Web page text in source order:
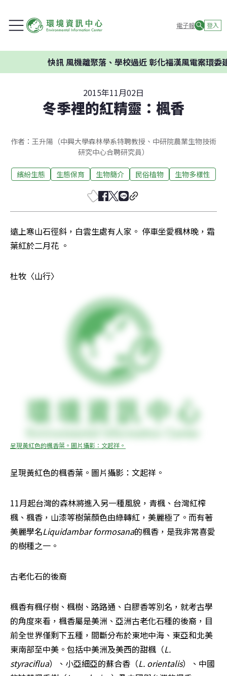
電子報 登入
風機離聚落、學校過近 彰化福漢風電案環委建議不
2015年11月02日
冬季裡的紅精靈：楓香
作者：王升陽（中興大學森林學系特聘教授、中研院農業生物技術
研究中心合聘研究員）
繽紛生態 生態保育 生物簡介 民俗植物 生物多樣性
遠上寒山石徑斜，白雲生處有人家。 停車坐愛楓林晚，霜
葉紅於二月花 。
杜牧〈山行〉
呈現黃紅色的楓香葉。圖片攝影：文起祥。
呈現黃紅色的楓香葉。圖片攝影：文起祥。
11月起台灣的森林將進入另一種風貌，青楓、台灣紅榨
楓、楓香，山漆等樹葉顏色由綠轉紅，美麗極了。而有著
美麗學名Liquidambar formosana的楓香，是我非常喜愛
的樹種之一。
古老化石的後裔
楓香有楓仔樹、楓樹、路路通、白膠香等別名，就考古學
的角度來看，楓香屬是美洲、亞洲古老化石種的後裔，目
前全世界僅剩下五種，間斷分布於東地中海、東亞和北美
東南部至中美。包括中美洲及美西的甜楓（L.
styraciflua）、小亞細亞的蘇合香（L. orientalis）、中國